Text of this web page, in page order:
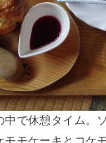
中で休憩タイム。
モモケーキとコケ